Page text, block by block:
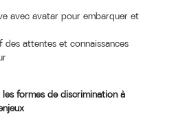
avec avatar pour embarquer et
des attentes et connaissances
formes de discrimination à